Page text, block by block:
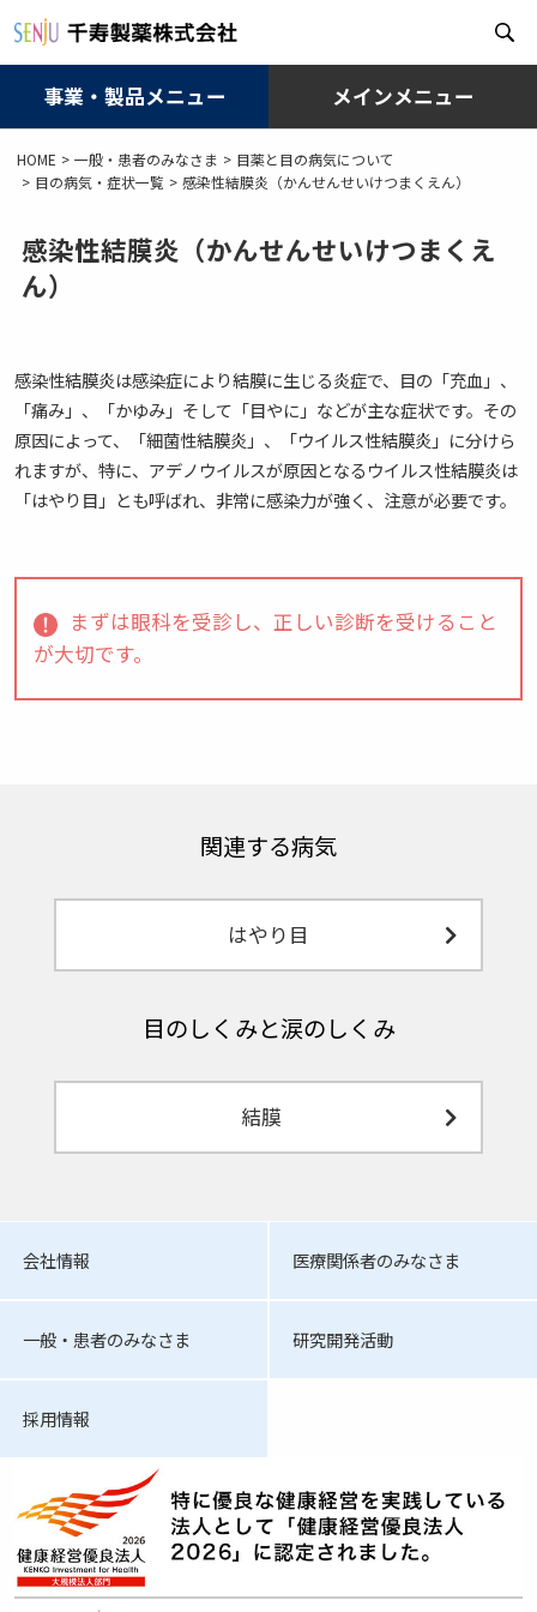
移
動
事業・製品メニュー メインメニュー
HOME 一般・患者のみなさま
目薬と目の病気について
目の病気・症状一覧
感染性結膜炎（かんせんせいけつまくえん）
感染性結膜炎（かんせんせいけつまくえ
ん）
感染性結膜炎は感染症により結膜に生じる炎症で、目の「充血」、
「痛み」、「かゆみ」そして「目やに」などが主な症状です。その
原因によって、「細菌性結膜炎」、「ウイルス性結膜炎」に分けら
れますが、特に、アデノウイルスが原因となるウイルス性結膜炎は
「はやり目」とも呼ばれ、非常に感染力が強く、注意が必要です。
まずは眼科を受診し、正しい診断を受けること
が大切です。
関連する病気
はやり目
目のしくみと涙のしくみ
結膜
会社情報 医療関係者のみなさま
一般・患者のみなさま 研究開発活動
採用情報